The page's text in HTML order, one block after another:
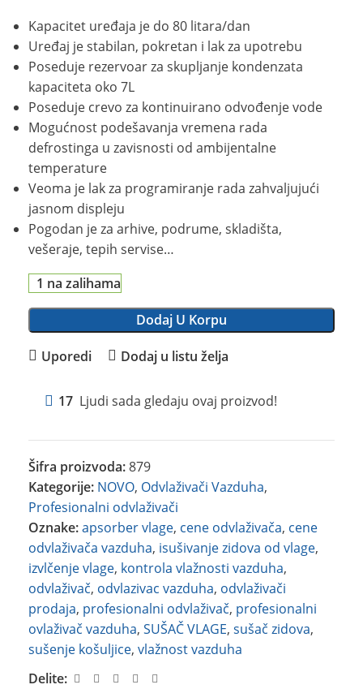
Kapacitet uređaja je do 80 litara/dan
Uređaj je stabilan, pokretan i lak za upotrebu
Poseduje rezervoar za skupljanje kondenzata
kapaciteta oko 7L
Poseduje crevo za kontinuirano odvođenje vode
Mogućnost podešavanja vremena rada
defrostinga u zavisnosti od ambijentalne
temperature
Veoma je lak za programiranje rada zahvaljujući
jasnom displeju
Pogodan je za arhive, podrume, skladišta,
vešeraje, tepih servise…
1 na zalihama
Dodaj U Korpu
Uporedi Dodaj u listu želja
17 Ljudi sada gledaju ovaj proizvod!
Šifra proizvoda:879
Kategorije: NOVO, Odvlaživači Vazduha,
Profesionalni odvlaživači
Oznake:apsorber vlage, cene odvlaživača, cene
odvlaživača vazduha, isušivanje zidova od vlage,
izvlčenje vlage, kontrola vlažnosti vazduha,
odvlaživač, odvlazivac vazduha, odvlaživači
prodaja, profesionalni odvlaživač, profesionalni
ovlaživač vazduha, SUŠAČ VLAGE, sušač zidova,
sušenje košuljice, vlažnost vazduha
Delite: